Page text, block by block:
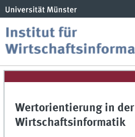
Wertorientierung in der
Wirtschaftsinformatik